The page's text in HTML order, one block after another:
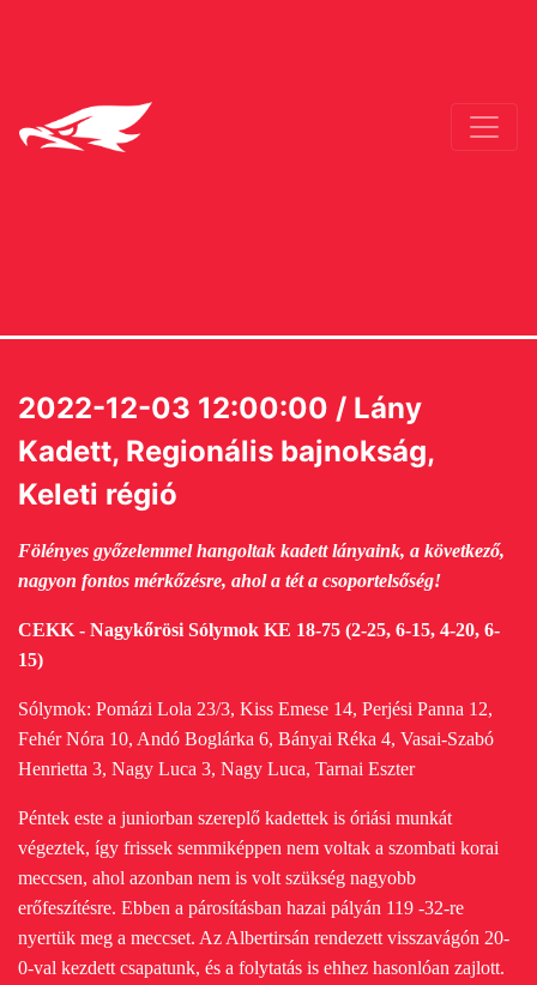
2022-12-03 12:00:00 / Lány
Kadett, Regionális bajnokság,
Keleti régió
Fölényes győzelemmel hangoltak kadett lányaink, a következő,
nagyon fontos mérkőzésre, ahol a tét a csoportelsőség!
CEKK - Nagykőrösi Sólymok KE 18-75 (2-25, 6-15, 4-20, 6-
15)
Sólymok: Pomázi Lola 23/3, Kiss Emese 14, Perjési Panna 12,
Fehér Nóra 10, Andó Boglárka 6, Bányai Réka 4, Vasai-Szabó
Henrietta 3, Nagy Luca 3, Nagy Luca, Tarnai Eszter
Péntek este a juniorban szereplő kadettek is óriási munkát
végeztek, így frissek semmiképpen nem voltak a szombati korai
meccsen, ahol azonban nem is volt szükség nagyobb
erőfeszítésre. Ebben a párosításban hazai pályán 119 -32-re
nyertük meg a meccset. Az Albertirsán rendezett visszavágón 20-
0-val kezdett csapatunk, és a folytatás is ehhez hasonlóan zajlott.